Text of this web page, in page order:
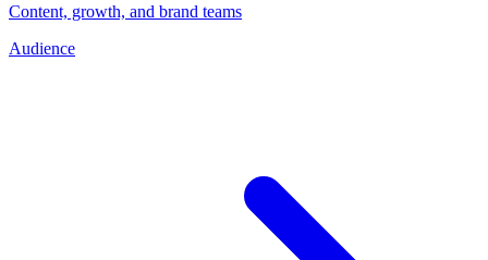
Content, growth, and brand teams
Audience